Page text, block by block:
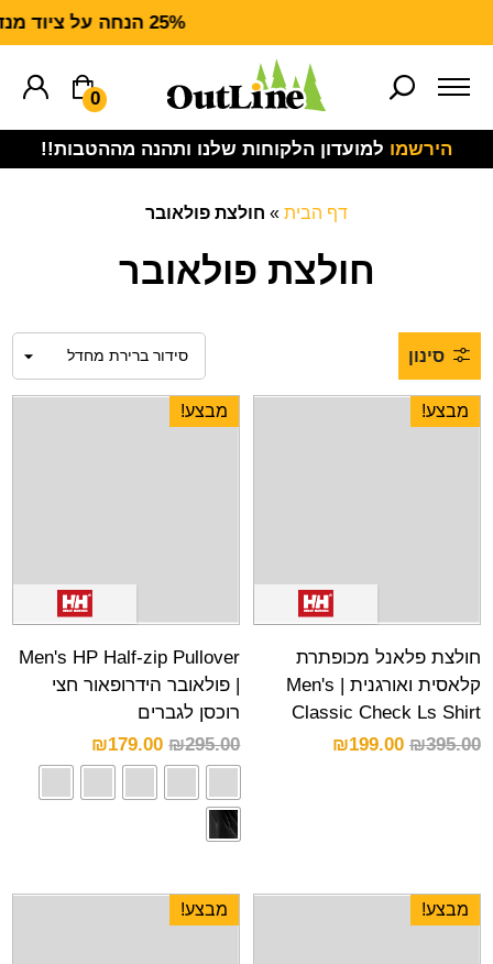
25% הנחה על ציוד מנדף CARHARTT FORCE
0
הירשמו למועדון הלקוחות שלנו ותהנה מההטבות!!
דף הבית » חולצת פולאובר
חולצת פולאובר
סינון
מבצע!
חולצת פלאנל מכופתרת
קלאסית ואורגנית | Men's
Classic Check Ls Shirt
₪395.00
₪199.00
מבצע!
Men's HP Half-zip Pullover
| פולאובר הידרופאור חצי
רוכסן לגברים
₪295.00
₪179.00
מבצע! מבצע!